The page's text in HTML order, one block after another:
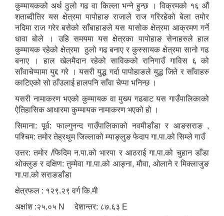
कुम्मायकको अर्थ ठुलो गढ वा किल्ला भन्ने हुन्छ । विक्रमको १६ औं
शताब्दीतिर यस क्षेत्रमा पापोहाङ राजाले राज गरिरहेको बेला तमोर
नदिमा राज गरेर बसेको साँबाहाङले यस यासोक क्षेत्रमा आक्रमण गर्ने
धावा बोले । उहि समयमा यस क्षेत्रका पापोहाङ सेनाहरुले हाल
कुम्मायक रहेको क्षेत्रमा ठुलो गढ बनाए र कुस्सायक क्षेत्रमा सानो गढ
बनाए । हाल खेलमैदान रहेको साविकको रानिगाउँ गाविस ६ को
साँवाचेप्पामा युद्द गरे । यसरी युद्ध गर्दा पापोहाङले युद्ध जिते र साँवाहरु
काटिएको सो ठाँउलाई हालपनि साँवा चेप्पा भनिन्छ ।
यसरी नामाकरण भएको कुम्मायक वा मुख्य गढबाट यस गाउँपालिकाको
ऐतिहासिक आधारमा कुम्मायक नामाकरण भएको हो ।
सिमाना: पूर्व: फाल्गुनन्द गाउँपालिकाको नवमीडाँडा र आङसराङ ,
पश्चिम: तमोर तेह्रथुम जिल्लाको म्याङ्लुङ फेदाप गा.पा.को सिम्ले गाउँ
उत्तर: तमोर /फिदिम न.पा.को भारपा र आठराई गा.पा.को चुहान डाँडा
थोक्लुङ र दक्षिण: तुम्मेवा गा.पा.को आङ्ना, मौवा, ओलाने र मिक्लाजुङ
गा.पा.को सराङडाँडा
क्षेत्रफल : १२९.२९ वर्ग कि.मी
अक्षांश :२५.०५ N देशान्तर: ८७.६३ E